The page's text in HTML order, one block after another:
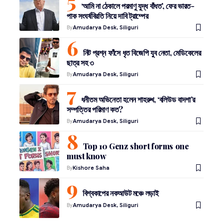
‘আমি না ঠেকালে পরমাণু যুদ্ধ বাঁধত’, ফের ভারত-
পাক সংঘর্ষবিরতি নিয়ে দাবি ট্রাম্পের
ByAmudarya Desk, Siliguri
নিট প্রশ্ন ফাঁসে ধৃত বিজেপি যুব নেতা, মেডিকেলের
ছাত্র সহ ৩
ByAmudarya Desk, Siliguri
ধনীতম অভিনেতা হলেন শাহরুখ, ‘বলিউড বাদশা’র
সম্পত্তির পরিমাণ কত?
ByAmudarya Desk, Siliguri
Top 10 Genz short forms one
must know
ByKishore Saha
বিশ্বকাপের নকআউট মঞ্চে লড়াই
ByAmudarya Desk, Siliguri